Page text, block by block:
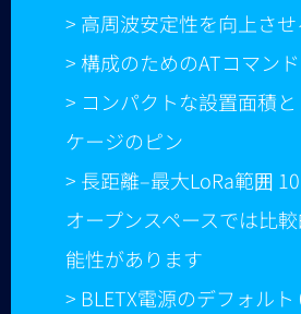
> 高周波安定性を向上させ
> 構成のためのATコマン
> コンパクトな設置面積と
ケージのピン
> 長距離–最大LoRa範囲
オープンスペースでは比
能性があります
> BLETX電源のデフォル